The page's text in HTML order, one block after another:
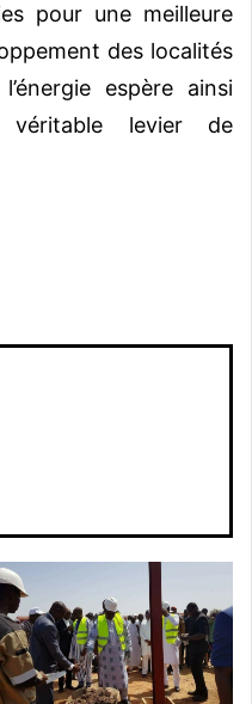
pour une meilleure
des localités
espère ainsi
levier de